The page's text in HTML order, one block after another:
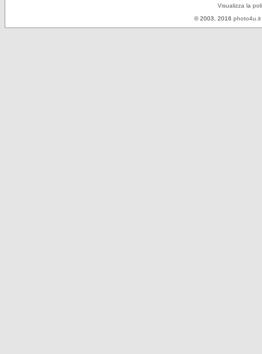
Visualizza la
© 2003, 2016 photo4u.it